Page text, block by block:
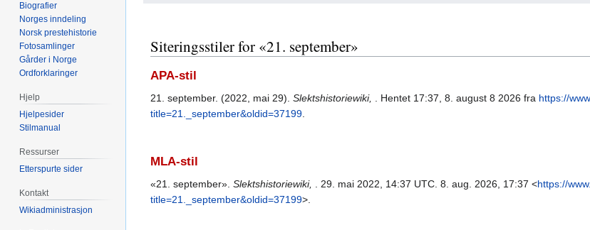
Siteringsstiler for «21. september»
APA-stil
21. september. (2022, mai 29). Slektshistoriewiki, . Hentet 17:37, 8. august 8 2026 fra https://
title=21._september&oldid=37199
MLA-stil
«21. september». Slektshistoriewiki, . 29. mai 2022, 14:37 UTC. 8. aug. 2026, 17:37 <https://
title=21._september&oldid=37199>.
Biografier
Norges inndeling
Norsk prestehistorie
Fotosamlinger
Gårder i Norge
Ordforklaringer
Hjelp
Hjelpesider
Stilmanual
Ressurser
Etterspurte sider
Kontakt
Wikiadministrasjon